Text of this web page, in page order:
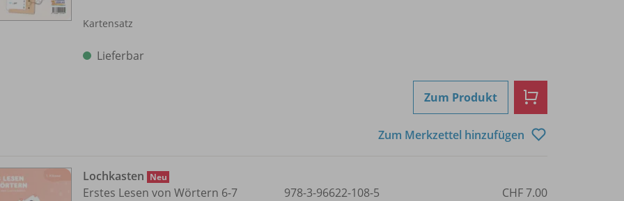
Kartensatz
Lieferbar
Zum Produkt
Zum Merkzettel hinzufügen
Lochkasten Neu
Erstes Lesen von Wörtern 6-7 978-3-96622-108-5 CHF 7.00